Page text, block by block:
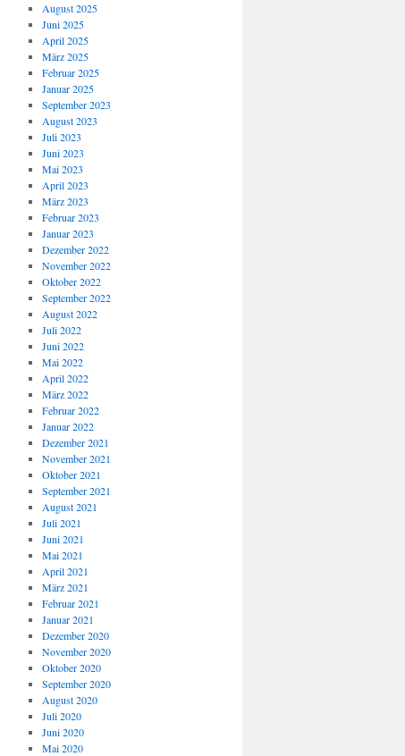
August 2025
Juni 2025
April 2025
März 2025
Februar 2025
Januar 2025
September 2023
August 2023
Juli 2023
Juni 2023
Mai 2023
April 2023
März 2023
Februar 2023
Januar 2023
Dezember 2022
November 2022
Oktober 2022
September 2022
August 2022
Juli 2022
Juni 2022
Mai 2022
April 2022
März 2022
Februar 2022
Januar 2022
Dezember 2021
November 2021
Oktober 2021
September 2021
August 2021
Juli 2021
Juni 2021
Mai 2021
April 2021
März 2021
Februar 2021
Januar 2021
Dezember 2020
November 2020
Oktober 2020
September 2020
August 2020
Juli 2020
Juni 2020
Mai 2020